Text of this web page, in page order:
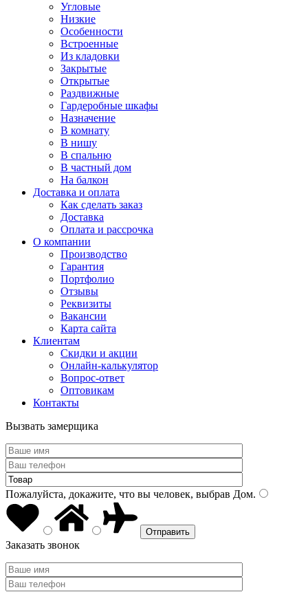
Угловые
Низкие
Особенности
Встроенные
Из кладовки
Закрытые
Открытые
Раздвижные
Гардеробные шкафы
Назначение
В комнату
В нишу
В спальню
В частный дом
На балкон
Доставка и оплата
Как сделать заказ
Доставка
Оплата и рассрочка
О компании
Производство
Гарантия
Портфолио
Отзывы
Реквизиты
Вакансии
Карта сайта
Клиентам
Скидки и акции
Онлайн-калькулятор
Вопрос-ответ
Оптовикам
Контакты
Вызвать замерщика
Пожалуйста, докажите, что вы человек, выбрав Дом.
Заказать звонок